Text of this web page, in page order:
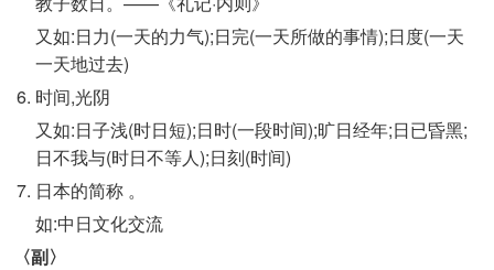
又如:日力(一天的力气);日完(一天所做的事情);日度(一天
一天地过去)
时间,光阴
又如:日子浅(时日短);日时(一段时间);旷日经年;日已昏黑;
日不我与(时日不等人);日刻(时间)
日本的简称 。
如:中日文化交流
〈副〉